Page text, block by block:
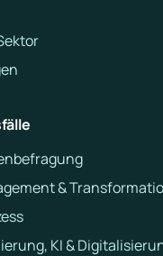
&
KI &